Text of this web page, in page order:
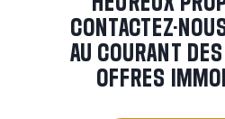
CONTACTEZ-
AU COURANT
OFFRES